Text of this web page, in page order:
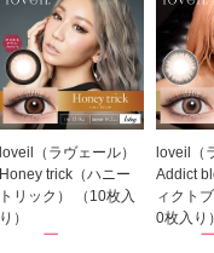
loveil（ラヴェール）
Honey trick（ハニー
トリック） （10枚入
り）
1,760円
loveil（
Addict
ィクト
0枚入り
1,760